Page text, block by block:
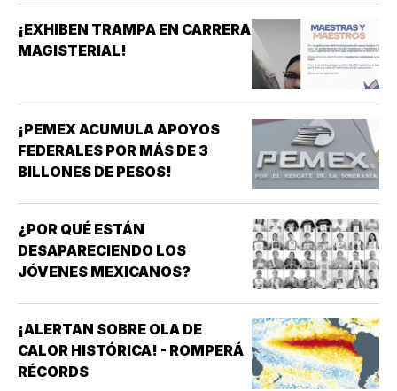
¡EXHIBEN TRAMPA EN CARRERA
MAGISTERIAL!
¡PEMEX ACUMULA APOYOS
FEDERALES POR MÁS DE 3
BILLONES DE PESOS!
¿POR QUÉ ESTÁN
DESAPARECIENDO LOS
JÓVENES MEXICANOS?
¡ALERTAN SOBRE OLA DE
CALOR HISTÓRICA! - ROMPERÁ
RÉCORDS